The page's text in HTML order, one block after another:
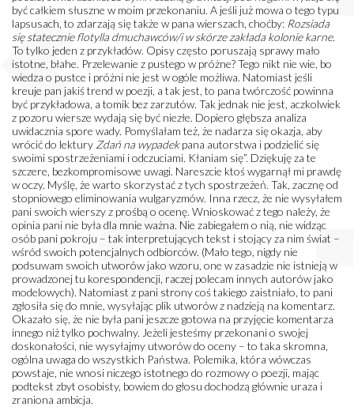
być całkiem słuszne w moim przekonaniu. A jeśli już mowa o tego typu
lapsusach, to zdarzają się także w pana wierszach, choćby: Rozsiada
się statecznie flotylla dmuchawców/i w skórze zakłada kolonie karne.
To tylko jeden z przykładów. Opisy często poruszają sprawy mało
istotne, błahe. Przelewanie z pustego w próżne? Tego nikt nie wie, bo
wiedza o pustce i próżni nie jest w ogóle możliwa. Natomiast jeśli
kreuje pan jakiś trend w poezji, a tak jest, to pana twórczość powinna
być przykładowa, a tomik bez zarzutów. Tak jednak nie jest, aczkolwiek
z pozoru wiersze wydają się być niezłe. Dopiero głębsza analiza
uwidacznia spore wady. Pomyślałam też, że nadarza się okazja, aby
wrócić do lektury Zdań na wypadekpana autorstwa i podzielić się
swoimi spostrzeżeniami i odczuciami. Kłaniam się”. Dziękuję za te
szczere, bezkompromisowe uwagi. Nareszcie ktoś wygarnął mi prawdę
w oczy. Myślę, że warto skorzystać z tych spostrzeżeń. Tak, zacznę od
stopniowego eliminowania wulgaryzmów. Inna rzecz, że nie wysyłałem
pani swoich wierszy z prośbą o ocenę. Wnioskować z tego należy, że
opinia pani nie była dla mnie ważna. Nie zabiegałem o nią, nie widząc
osób pani pokroju – tak interpretujących tekst i stojący za nim świat –
wśród swoich potencjalnych odbiorców. (Mało tego, nigdy nie
podsuwam swoich utworów jako wzoru, one w zasadzie nie istnieją w
prowadzonej tu korespondencji, raczej polecam innych autorów jako
modelowych). Natomiast z pani strony coś takiego zaistniało, to pani
zgłosiła się do mnie, wysyłając plik utworów z nadzieją na komentarz.
Okazało się, że nie była pani jeszcze gotowa na przyjęcie komentarza
innego niż tylko pochwalny. Jeżeli jesteśmy przekonani o swojej
doskonałości, nie wysyłajmy utworów do oceny – to taka skromna,
ogólna uwaga do wszystkich Państwa. Polemika, która wówczas
powstaje, nie wnosi niczego istotnego do rozmowy o poezji, mając
podtekst zbyt osobisty, bowiem do głosu dochodzą głównie uraza i
zraniona ambicja.